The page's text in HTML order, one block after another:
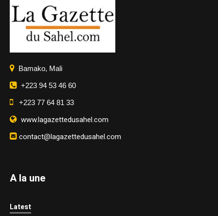
Bamako, Mali
+223 94 53 46 60
+223 77 64 81 33
www.lagazettedusahel.com
contact@lagazettedusahel.com
A la une
Latest